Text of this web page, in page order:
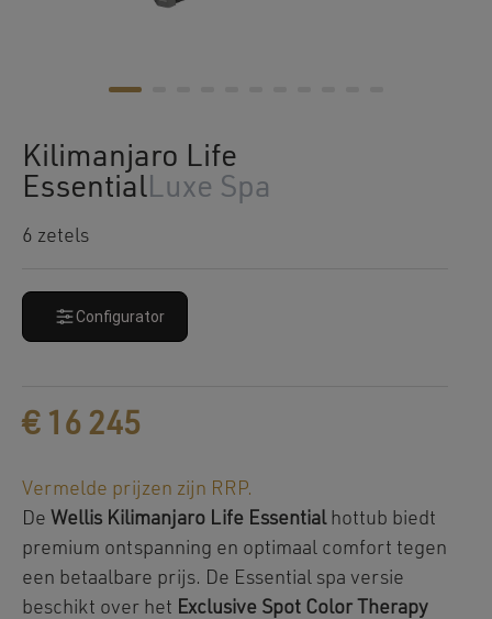
Kilimanjaro Life
EssentialLuxe Spa
6 zetels
Configurator
€16 245
Vermelde prijzen zijn RRP.
De Wellis Kilimanjaro Life Essentialhottub biedt
premium ontspanning en optimaal comfort tegen
een betaalbare prijs. De Essential spa versie
beschikt over het Exclusive Spot Color Therapy